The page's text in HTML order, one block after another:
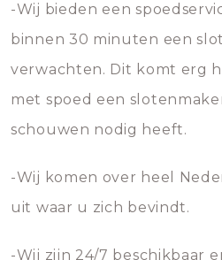
-Wij bieden een
binnen 30 minuten een
verwachten. Dit komt erg
met spoed een
schouwen nodig heeft.
-Wij komen over heel
uit waar u zich bevindt.
-Wij zijn 24/7 beschikbaar